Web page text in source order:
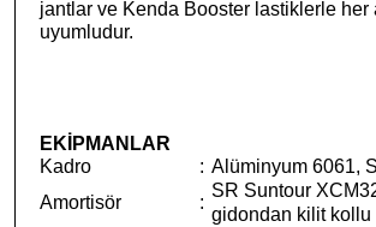
jantlar ve Kenda Booster lastiklerle her
uyumludur.
EKİPMANLAR
Kadro
: Alüminyum 6061,
Amortisör
:
SR Suntour
gidondan kilit kollu